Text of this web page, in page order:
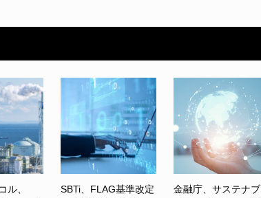
ル、
SBTi、FLAG基準改定
金融庁、サステナブ